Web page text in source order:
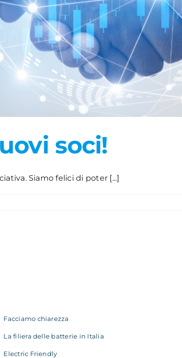
soci!
Siamo felici di poter [...]
Facciamo chiarezza
La filiera delle batterie in Italia
Electric Friendly